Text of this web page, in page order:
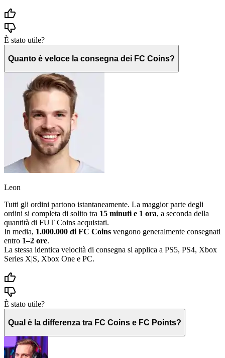
È stato utile?
Quanto è veloce la consegna dei FC Coins?
Leon
Tutti gli ordini partono istantaneamente. La maggior parte degli
ordini si completa di solito tra 15 minuti e 1 ora, a seconda della
quantità di FUT Coins acquistati.
In media, 1.000.000 di FC Coins vengono generalmente consegnati
entro 1–2 ore.
La stessa identica velocità di consegna si applica a PS5, PS4, Xbox
Series X|S, Xbox One e PC.
È stato utile?
Qual è la differenza tra FC Coins e FC Points?